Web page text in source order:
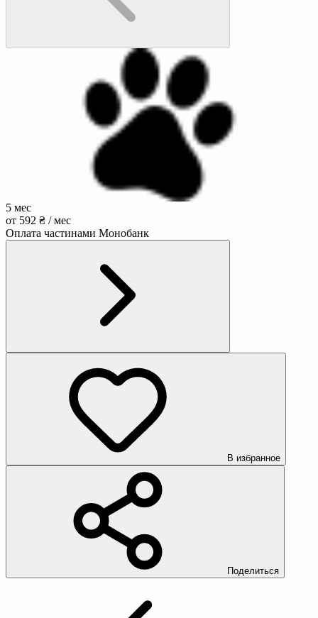
5 мес
от 592 ₴ / мес
Оплата частинами Монобанк
В избранное
Поделиться